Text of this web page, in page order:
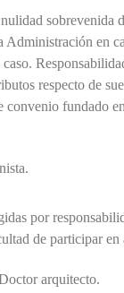
sobrevenida
en
respecto de
convenio fundado
por
de participar
arquitecto.